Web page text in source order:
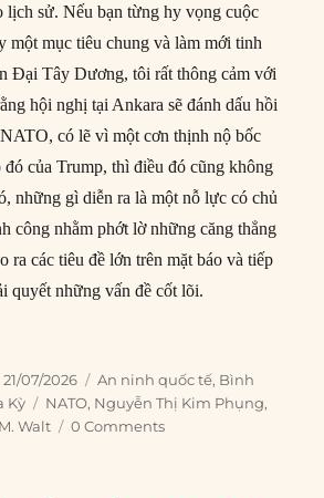
lịch sử. Nếu bạn từng hy vọng cuộc
một mục tiêu chung và làm mới tinh
Đại Tây Dương, tôi rất thông cảm với
hội nghị tại Ankara sẽ đánh dấu hồi
có lẽ vì một cơn thịnh nộ bốc
đó của Trump, thì điều đó cũng không
những gì diễn ra là một nỗ lực có chủ
công nhằm phớt lờ những căng thẳng
ra các tiêu đề lớn trên mặt báo và tiếp
quyết những vấn đề cốt lõi.
vẫn đang trong tình trạng yếu ớt”
Posted
on
21/07/2026 Categories
An ninh quốc tế, Bình
Kỳ Tags
NATO, Nguyễn Thị Kim Phụng,
Walt 0 Comments